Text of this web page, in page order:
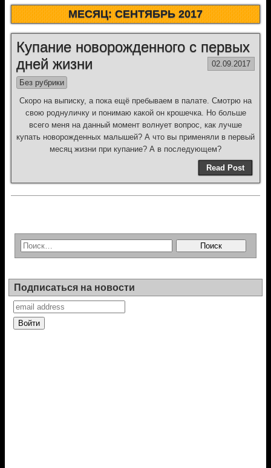
МЕСЯЦ:СЕНТЯБРЬ 2017
Купание новорожденного с первых
дней жизни
02.09.2017
Без рубрики
Скоро на выписку, а пока ещё пребываем в палате. Смотрю на
свою роднуличку и понимаю какой он крошечка. Но больше
всего меня на данный момент волнует вопрос, как лучше
купать новорожденных малышей? А что вы применяли в первый
месяц жизни при купание? А в последующем?
Read Post
Подписаться на новости